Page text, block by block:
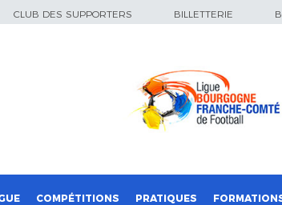
CLUB DES SUPPORTERS BILLETTERIE
COMPÉTITIONS PRATIQUES